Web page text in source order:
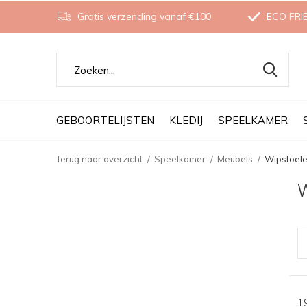
GEBOORTELIJSTEN KLEDIJ SPEELKAMER
Gratis verzending vanaf €100 ECO
Terug naar overzicht Speelkamer Meubels